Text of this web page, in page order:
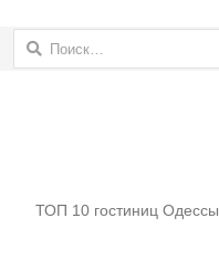
Найти:
ТОП 10 гостиниц Одессы